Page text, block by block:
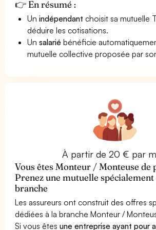
👉 En résumé :
Unindépendant choisit sa mutuelle
déduire les cotisations.
Unsalarié bénéficie
mutuelle collective proposée par
À partir de 20 € par
Vous êtes Monteur / Monteuse de
Prenez une mutuelle
branche
Les assureurs ont construit des offres
dédiées à la branche Monteur /
Si vous êtesune entreprise ayant pour